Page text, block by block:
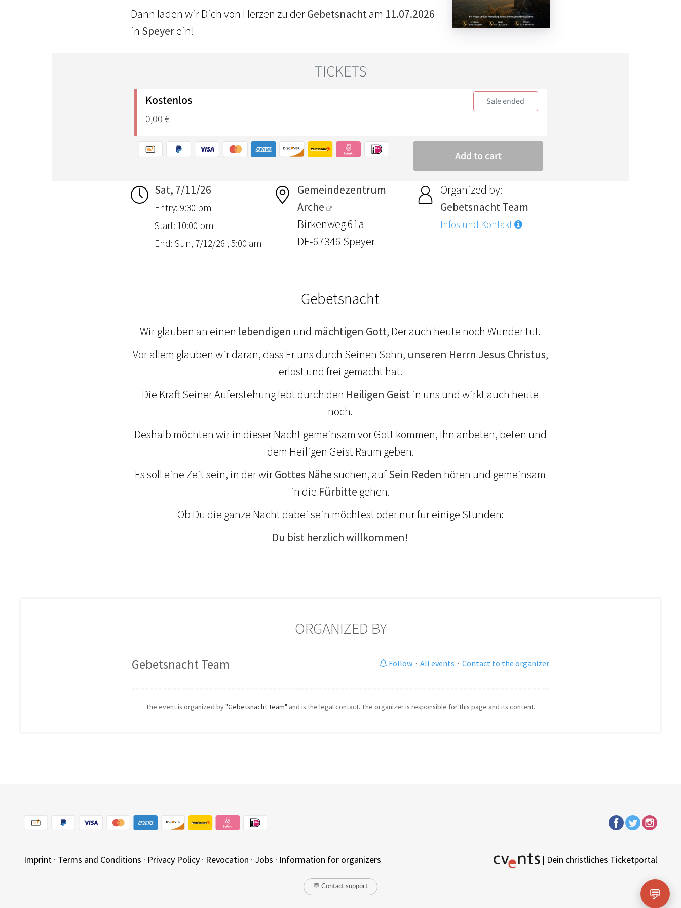
Dann laden wir Dich von Herzen zu derGebetsnachtam 11.07.2026
in Speyerein!
Sat, 7/11/26
Entry: 9:30 pm
Start: 10:00 pm
End: Sun, 7/12/26 , 5:00 am
Gemeindezentrum
Arche
Birkenweg 61a
DE-67346 Speyer
Organized by:
Gebetsnacht Team
Infos und Kontakt
Gebetsnacht
Wir glauben an einen lebendigen und mächtigen Gott, Der auch heute noch Wunder tut.
Vor allem glauben wir daran, dass Er uns durch Seinen Sohn, unseren Herrn Jesus Christus,
erlöst und frei gemacht hat.
Die Kraft Seiner Auferstehung lebt durch den Heiligen Geist in uns und wirkt auch heute
noch.
Deshalb möchten wir in dieser Nacht gemeinsam vor Gott kommen, Ihn anbeten, beten und
dem Heiligen Geist Raum geben.
Es soll eine Zeit sein, in der wirGottes Nähesuchen, aufSein Reden hören und gemeinsam
in die Fürbitte gehen.
Ob Du die ganze Nacht dabei sein möchtest oder nur für einige Stunden:
Du bist herzlich willkommen!
ORGANIZED BY
Gebetsnacht Team Follow· All events · Contact to the organizer
The event is organized by"Gebetsnacht Team" and is the legal contact. The organizer is responsible for this page and its content.
Imprint · Terms and Conditions · Privacy Policy · Revocation · Jobs · Information for organizers | Dein christliches Ticketportal
💬 Contact support 💬